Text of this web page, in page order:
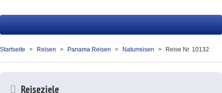
Service
Startseite Reisen Panama Reisen Naturreisen Reise Nr. 10132
Reiseziele